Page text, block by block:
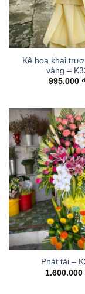
Kệ hoa khai
vàng –
995.000 ₫
Phát tài –
1.600.000